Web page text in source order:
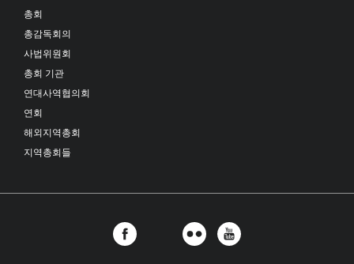
총회
총감독회의
사법위원회
총회 기관
연대사역협의회
연회
해외지역총회
지역총회들